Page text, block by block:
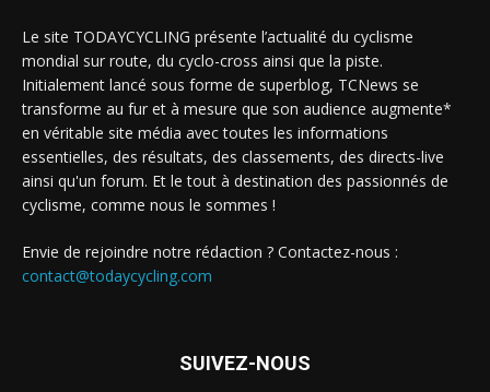
Le site TODAYCYCLING présente l’actualité du cyclisme
mondial sur route, du cyclo-cross ainsi que la piste.
Initialement lancé sous forme de superblog, TCNews se
transforme au fur et à mesure que son audience augmente*
en véritable site média avec toutes les informations
essentielles, des résultats, des classements, des directs-live
ainsi qu'un forum. Et le tout à destination des passionnés de
cyclisme, comme nous le sommes !
Envie de rejoindre notre rédaction ? Contactez-nous :
contact@todaycycling.com
SUIVEZ-NOUS